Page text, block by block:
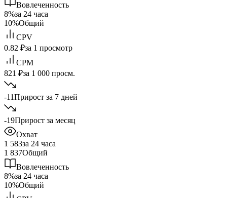
Вовлеченность
8%за 24 часа
10%Общий
CPV
0.82 ₽за 1 просмотр
CPM
821 ₽за 1 000 просм.
-11Прирост за 7 дней
-19Прирост за месяц
Охват
1 583за 24 часа
1 837Общий
Вовлеченность
8%за 24 часа
10%Общий